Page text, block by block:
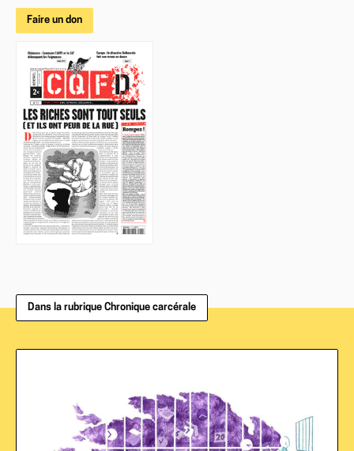
Faire un don
Dans la rubrique Chronique carcérale